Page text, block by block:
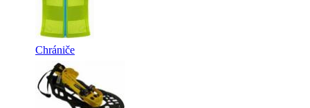
Chrániče